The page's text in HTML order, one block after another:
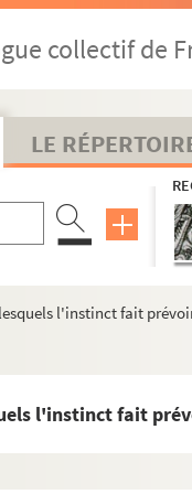
collectif de
LE
lesquels l'instinct fait
l'instinct fait
faits en 1758
vers attribuée à Patu
Monsieur le Comte
à Monsieur le Comte
de vers
de vers
de la Silésie par
en vers par Philippe